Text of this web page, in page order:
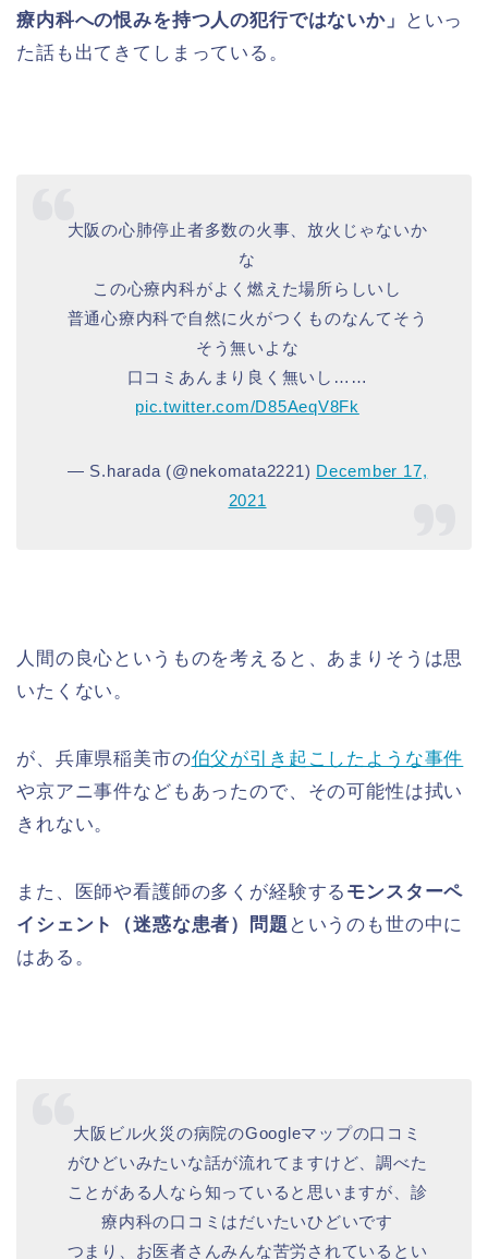
療内科への恨みを持つ人の犯行ではないか」
といっ
た話も出てきてしまっている。
大阪の心肺停止者多数の火事、放火じゃないか
な
この心療内科がよく燃えた場所らしいし
普通心療内科で自然に火がつくものなんてそう
そう無いよな
口コミあんまり良く無いし……
pic.twitter.com/D85AeqV8Fk
— S.harada (@nekomata2221) December 17,
2021
人間の良心というものを考えると、あまりそうは思
いたくない。
が、兵庫県稲美市の伯父が引き起こしたような事件
や京アニ事件などもあったので、その可能性は拭い
きれない。
また、医師や看護師の多くが経験する モンスターペ
イシェント（迷惑な患者）問題 というのも世の中に
はある。
大阪ビル火災の病院のGoogleマップの口コミ
がひどいみたいな話が流れてますけど、調べた
ことがある人なら知っていると思いますが、診
療内科の口コミはだいたいひどいです
つまり、お医者さんみんな苦労されているとい